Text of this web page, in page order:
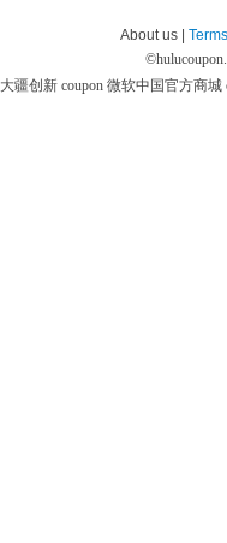
About us |
©
大疆创新 coupon 微软中国官方商城